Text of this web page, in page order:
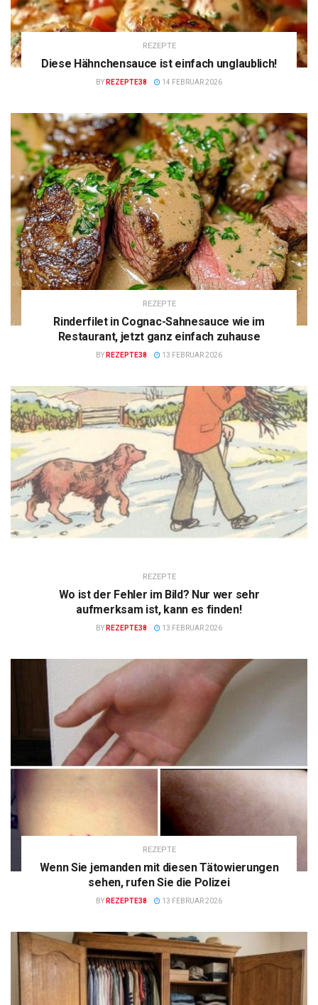
REZEPTE
Diese Hähnchensauce ist einfach unglaublich!
BY REZEPTE38 14 FEBRUAR 2026
REZEPTE
Rinderfilet in Cognac-Sahnesauce wie im
Restaurant, jetzt ganz einfach zuhause
BY REZEPTE38 13 FEBRUAR 2026
REZEPTE
Wo ist der Fehler im Bild? Nur wer sehr
aufmerksam ist, kann es finden!
BY REZEPTE38 13 FEBRUAR 2026
REZEPTE
Wenn Sie jemanden mit diesen Tätowierungen
sehen, rufen Sie die Polizei
BY REZEPTE38 13 FEBRUAR 2026